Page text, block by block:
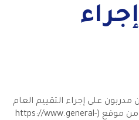
على إجراء التقييم العام
للحركة في بريتشل ومعتمدين من موقع (https://www.general-